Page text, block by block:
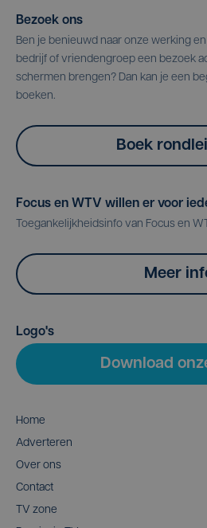
Bezoek ons
Ben je benieuwd naar onze werking
bedrijf of vriendengroep een bezoek
schermen brengen? Dan kan je een
boeken.
Boek
Focus en WTV willen er voor
Toegankelijkheidsinfo van Focus en
Meer
Logo's
Download
Home
Adverteren
Over ons
Contact
TV zone